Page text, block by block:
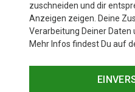
zuschneiden und dir
Anzeigen zeigen. Deine
Verarbeitung Deiner Daten
Mehr Infos findest Du auf